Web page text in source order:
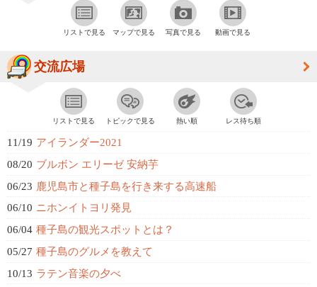
リストで見る マップで見る 写真で見る 動画で見る
交流広場
リストで見る トピックで見る 熱い順 レス待ち順
11/19 アイランダー2021
08/20 ブルボン エリーゼ 安納芋
06/23 鹿児島市と種子島を行き来する高速船
06/10 ニホンイトヨリ発見
06/04 種子島の観光スポットとは？
05/27 種子島のグルメを教えて
10/13 ラテン音楽の夕べ